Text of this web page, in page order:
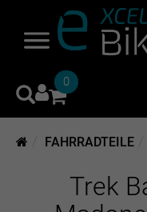
0
FAHRRADTEILE
Trek